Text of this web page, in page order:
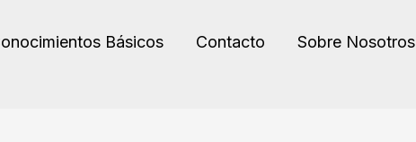
Básicos Contacto
Sobre Nosotros